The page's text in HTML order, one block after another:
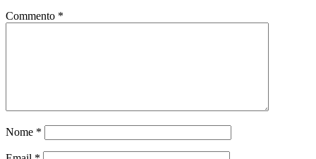
Commento *
Nome *